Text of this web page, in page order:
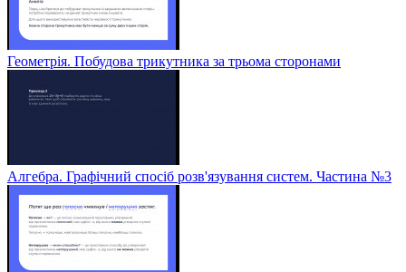
Геометрія. Побудова трикутника за трьома сторонами
Алгебра. Графічний спосіб розв'язування систем. Частина №3